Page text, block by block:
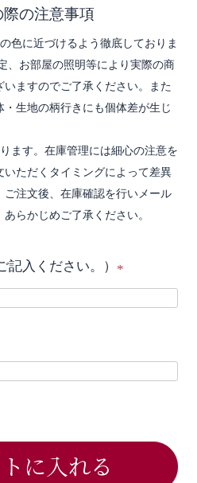
の注意事項
色に近づけるよう徹底しておりま
、お部屋の照明等により実際の商
ますのでご了承ください。また
生地の柄行きにも個体差が生じ
ます。在庫管理には細心の注意を
ただくタイミングによって差異
注文後、在庫確認を行いメール
らかじめご了承ください。
入ください。）
(
に入れる